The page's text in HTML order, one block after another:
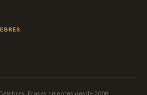
Frases célebres desde 2008.